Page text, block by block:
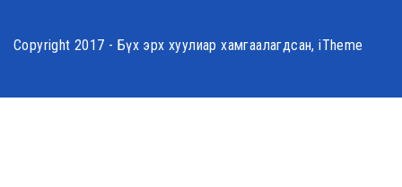
Copyright 2017 - Бүх эрх хуулиар хамгаалагдсан, iTheme